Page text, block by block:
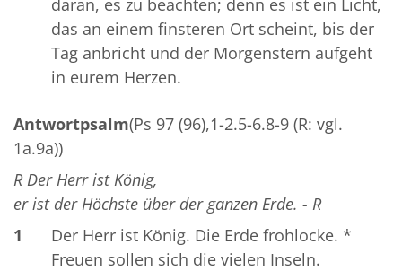
das an einem finsteren Ort scheint, bis der
Tag anbricht und der Morgenstern aufgeht
in eurem Herzen.
Antwortpsalm(Ps 97 (96),1-2.5-6.8-9 (R: vgl.
1a.9a))
R Der Herr ist König,
er ist der Höchste über der ganzen Erde. - R
1
Der Herr ist König. Die Erde frohlocke. *
Freuen sollen sich die vielen Inseln.